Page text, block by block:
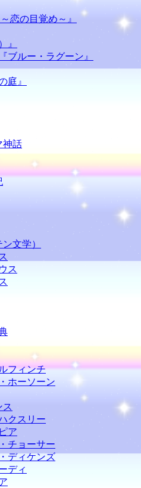
恋の目覚め～』
』
ブルー・ラグーン』
庭』
神話
文学）
ス
フィンチ
ホーソーン
ス
クスリー
ア
チョーサー
ディケンズ
ディ